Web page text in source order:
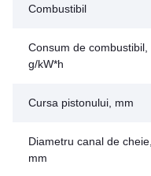
Combustibil
Consum de combustibil,
g/kW*h
Cursa pistonului, mm
Diametru canal de cheie,
mm